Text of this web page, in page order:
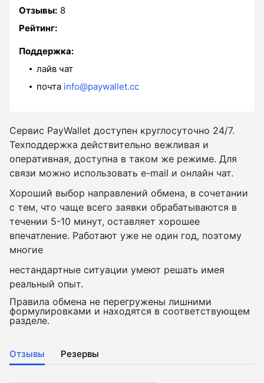
Отзывы: 8
Рейтинг:
Поддержка:
лайв чат
почта info@paywallet.cc
Сервис PayWallet доступен круглосуточно 24/7.
Техподдержка действительно вежливая и
оперативная, доступна в таком же режиме. Для
связи можно использовать e-mail и онлайн чат.
Хороший выбор направлений обмена, в сочетании
с тем, что чаще всего заявки обрабатываются в
течении 5-10 минут, оставляет хорошее
впечатление. Работают уже не один год, поэтому
многие
нестандартные ситуации умеют решать имея
реальный опыт.
Правила обмена не перегружены лишними
формулировками и находятся в соответствующем
разделе.
Отзывы Резервы